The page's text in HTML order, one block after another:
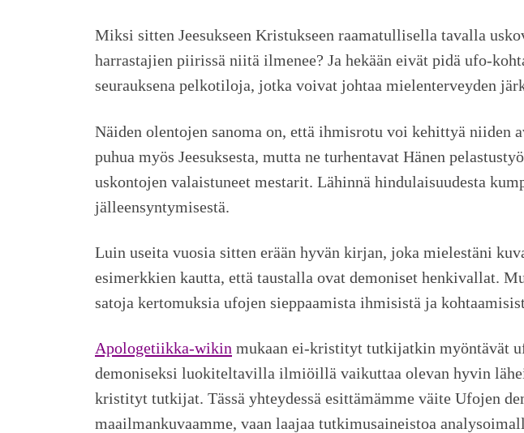
Miksi sitten Jeesukseen Kristukseen raamatullisella tavalla
harrastajien piirissä niitä ilmenee? Ja hekään eivät pidä ufo-
seurauksena pelkotiloja, jotka voivat johtaa mielenterveyden
Näiden olentojen sanoma on, että ihmisrotu voi kehittyä niiden
puhua myös Jeesuksesta, mutta ne turhentavat Hänen
uskontojen valaistuneet mestarit. Lähinnä hindulaisuudesta
jälleensyntymisestä.
Luin useita vuosia sitten erään hyvän kirjan, joka mielestäni
esimerkkien kautta, että taustalla ovat demoniset henkivallat.
satoja kertomuksia ufojen sieppaamista ihmisistä ja
Apologetiikka-wikin mukaan ei-kristityt tutkijatkin myöntävät
demoniseksi luokiteltavilla ilmiöillä vaikuttaa olevan hyvin
kristityt tutkijat. Tässä yhteydessä esittämämme väite Ufojen
maailmankuvaamme, vaan laajaa tutkimusaineistoa